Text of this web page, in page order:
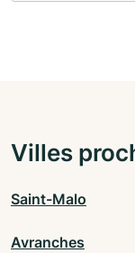
Villes
Saint-Malo
Avranches